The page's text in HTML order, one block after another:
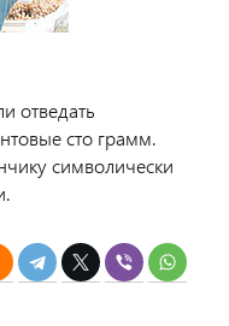
отведать
сто грамм.
символически